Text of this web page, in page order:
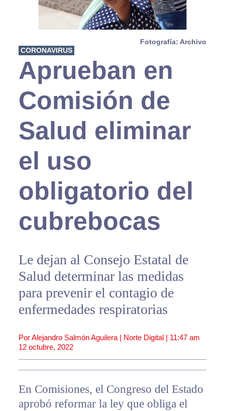
Fotografía: Archivo
CORONAVIRUS
Aprueban en
Comisión de
Salud eliminar
el uso
obligatorio del
cubrebocas
Le dejan al Consejo Estatal de
Salud determinar las medidas
para prevenir el contagio de
enfermedades respiratorias
Por Alejandro Salmón Aguilera | Norte Digital | 11:47 am
12 octubre, 2022
En Comisiones, el Congreso del Estado
aprobó reformar la ley que obliga el